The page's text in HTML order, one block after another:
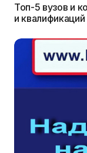
Топ-5 вузов и
и
(01.04.2018г.